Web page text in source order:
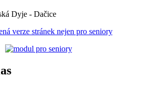
verze stránek nejen pro seniory